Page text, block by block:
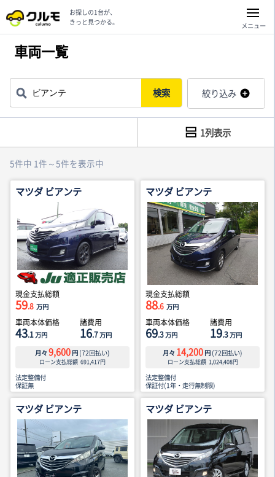
お探しの1台が、
きっと見つかる。
メニュー
車両一覧
検索 絞り込み
5件中 1件～5件を表示中
1列表示
マツダ ビアンテ
現金支払総額
59.8 万円
車両本体価格
43.1万円
諸費用
16.7万円
月々 9,600 円 (72回払い)
ローン支払総額 691,417円
法定整備付
保証無
マツダ ビアンテ
現金支払総額
88.6 万円
車両本体価格
69.3万円
諸費用
19.3万円
月々 14,200 円 (72回払い)
ローン支払総額 1,024,408円
法定整備付
保証付(1年・走行無制限)
マツダ ビアンテ マツダ ビアンテ